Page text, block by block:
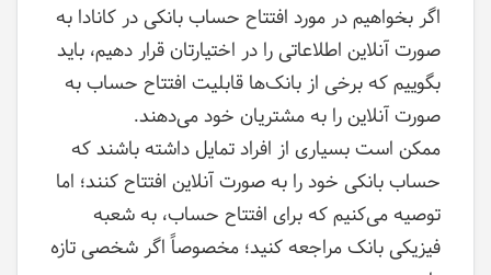
اگر بخواهیم در مورد افتتاح حساب بانکی در کانادا به
صورت آنلاین اطلاعاتی را در اختیارتان قرار دهیم، باید
بگوییم که برخی از بانک‌ها قابلیت افتتاح حساب به
صورت آنلاین را به مشتریان خود می‌دهند.
ممکن است بسیاری از افراد تمایل داشته باشند که
حساب بانکی خود را به صورت آنلاین افتتاح کنند؛ اما
توصیه می‌کنیم که برای افتتاح حساب، به شعبه
فیزیکی بانک مراجعه کنید؛ مخصوصاً اگر شخصی تازه